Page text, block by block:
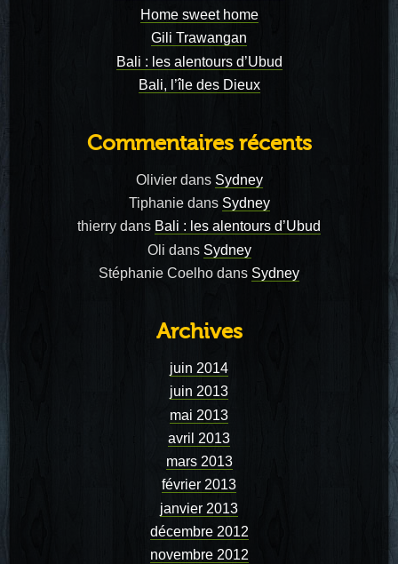
Home sweet home
Gili Trawangan
Bali : les alentours d’Ubud
Bali, l’île des Dieux
Commentaires récents
Olivierdans Sydney
Tiphaniedans Sydney
thierry dans Bali : les alentours d’Ubud
Oli dans Sydney
Stéphanie Coelho dans Sydney
Archives
juin 2014
juin 2013
mai 2013
avril 2013
mars 2013
février 2013
janvier 2013
décembre 2012
novembre 2012